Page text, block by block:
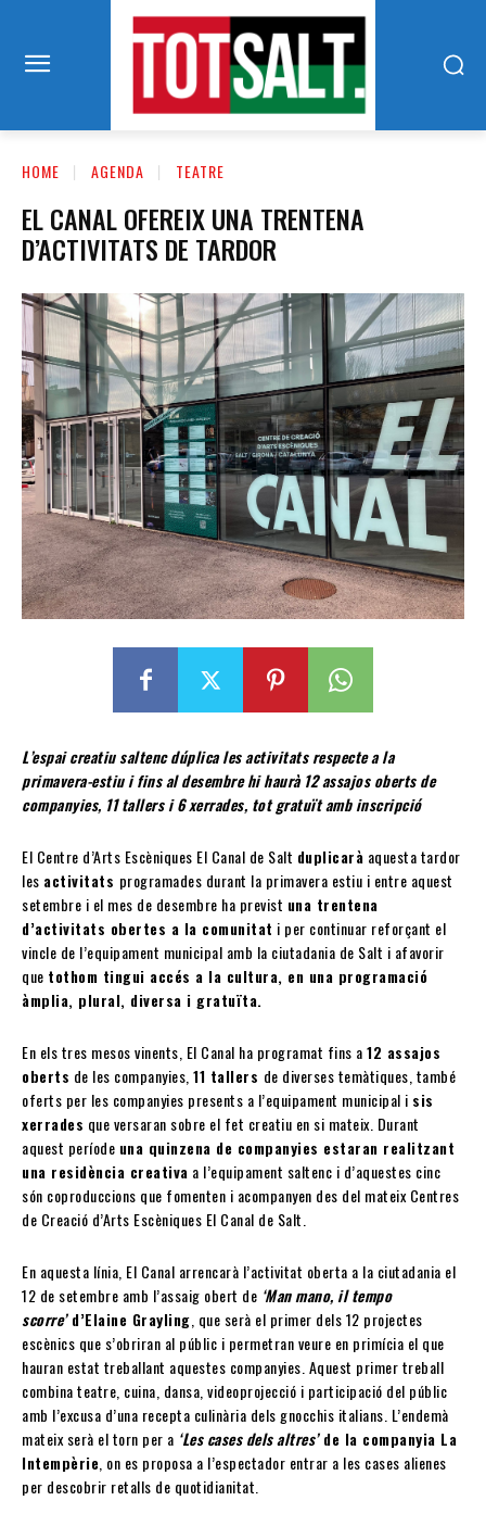
HOME AGENDA TEATRE
EL CANAL OFEREIX UNA TRENTENA
D’ACTIVITATS DE TARDOR
L’espai creatiu saltenc dúplica les activitats respecte a la
primavera-estiu i fins al desembre hi haurà 12 assajos oberts de
companyies, 11 tallers i 6 xerrades, tot gratuït amb inscripció
El Centre d’Arts Escèniques El Canal de Salt duplicarà aquesta tardor
les activitats programades durant la primavera estiu i entre aquest
setembre i el mes de desembre ha previst una trentena
d’activitats obertes a la comunitat i per continuar reforçant el
vincle de l’equipament municipal amb la ciutadania de Salt i afavorir
que tothom tingui accés a la cultura, en una programació
àmplia, plural, diversa i gratuïta.
En els tres mesos vinents, El Canal ha programat fins a12 assajos
oberts de les companyies,11 tallers de diverses temàtiques, també
oferts per les companyies presents a l’equipament municipal i sis
xerrades que versaran sobre el fet creatiu en si mateix. Durant
aquest període una quinzena de companyies estaran realitzant
una residència creativa a l’equipament saltenc i d’aquestes cinc
són coproduccions que fomenten i acompanyen des del mateix Centres
de Creació d’Arts Escèniques El Canal de Salt.
En aquesta línia, El Canal arrencarà l’activitat oberta a la ciutadania el
12 de setembre amb l’assaig obert de ‘Man mano, il tempo
scorre’d’Elaine Grayling, que serà el primer dels 12 projectes
escènics que s’obriran al públic i permetran veure en primícia el que
hauran estat treballant aquestes companyies. Aquest primer treball
combina teatre, cuina, dansa, videoprojecció i participació del públic
amb l’excusa d’una recepta culinària dels gnocchis italians. L’endemà
mateix serà el torn per a ‘Les cases dels altres’de la companyia La
Intempèrie, on es proposa a l’espectador entrar a les cases alienes
per descobrir retalls de quotidianitat.